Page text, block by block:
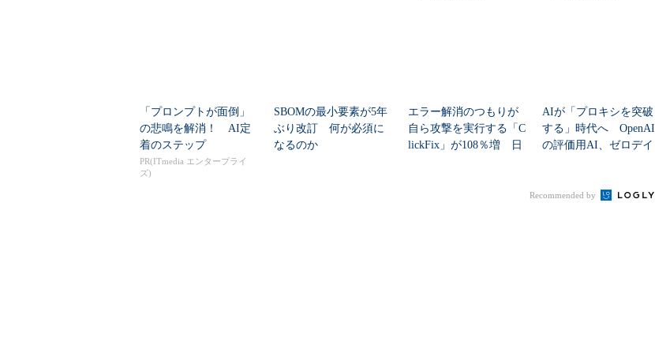
「プロンプトが面倒」
の悲鳴を解消！ AI定
着のステップ
PR(ITmedia エンタープライ
ズ)
SBOMの最小要素が5年
ぶり改訂 何が必須に
なるのか
エラー解消のつもりが
自ら攻撃を実行する「C
lickFix」が108％増 日
AIが「プロキシを突破
する」時代へ OpenAI
の評価用AI、ゼロデイ
Recommended by